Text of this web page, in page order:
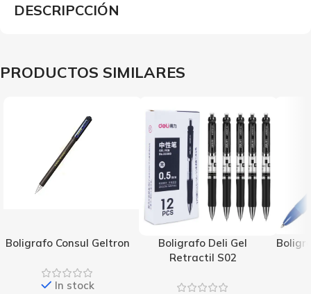
DESCRIPCCIÓN
PRODUCTOS SIMILARES
Boligrafo Consul Geltron
In stock
Boligrafo Deli Gel
Retractil S02